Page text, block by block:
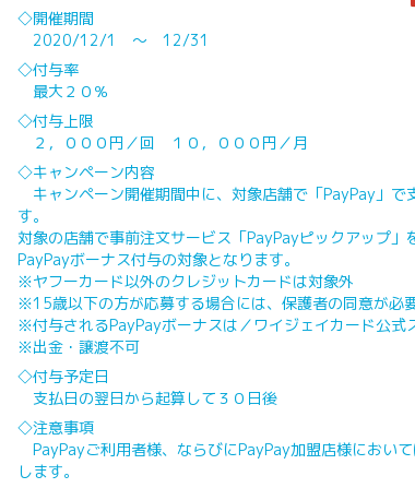
◇開催期間
2020/12/1 ～ 12/31
◇付与率
最大２０％
◇付与上限
２，０００円／回 １０，０００円／月
◇キャンペーン内容
キャンペーン開催期間中に、対象店舗で「PayPay」
す。
対象の店舗で事前注文サービス「PayPayピックアップ
PayPayボーナス付与の対象となります。
※ヤフーカード以外のクレジットカードは対象外
※15歳以下の方が応募する場合には、保護者の同意が必
※付与されるPayPayボーナスは／ワイジェイカード公式
※出金・譲渡不可
◇付与予定日
支払日の翌日から起算して３０日後
◇注意事項
PayPayご利用者様、ならびにPayPay加盟店様におい
します。